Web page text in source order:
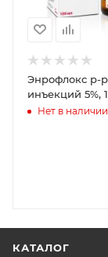
Энрофлокс р-
инъекций 5%,
Нет в наличии
КАТАЛОГ